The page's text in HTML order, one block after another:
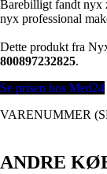
Barebilligt fandt nyx
nyx professional
Dette produkt fra
800897232825.
Se prisen hos Med24
VARENUMMER
ANDRE